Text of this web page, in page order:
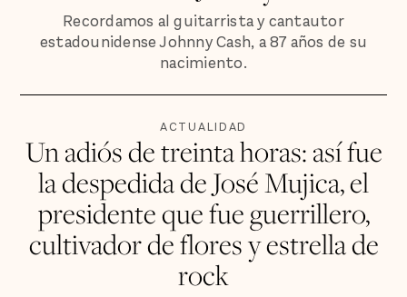
Recordamos al guitarrista y cantautor
estadounidense Johnny Cash, a 87 años de su
nacimiento.
ACTUALIDAD
Un adiós de treinta horas: así fue
la despedida de José Mujica, el
presidente que fue guerrillero,
cultivador de flores y estrella de
rock